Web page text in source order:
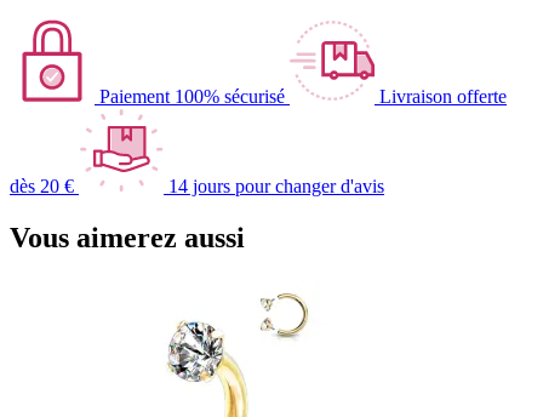
Paiement 100% sécurisé Livraison offerte
dès 20 € 14 jours pour changer d'avis
Vous aimerez aussi